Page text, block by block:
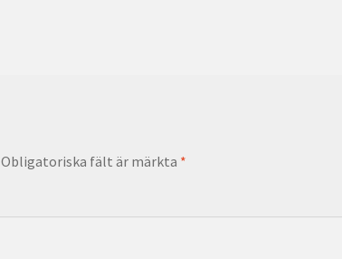
Obligatoriska fält är märkta *